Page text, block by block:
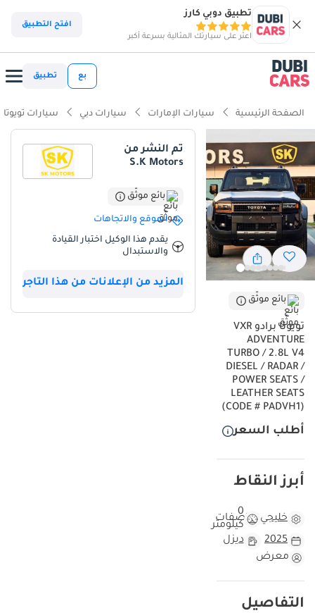
تطبيق دوبي كارز
اعثر على سيارتك المثالية بسرعة أكبر
افتح التطبيق
بع تطبيق
الصفحة الرئيسية سيارات الإمارات سيارات دبي سيارات تويوتا
بائع موثّق
تويوتا برادو VXR
ADVENTURE
TURBO / 2.8L V4
DIESEL / RADAR /
POWER SEATS /
LEATHER SEATS
(CODE # PADVH1)
أطلب السعر
أبرز النقاط
خليجي مواصفات
0
كيلومتر
2025
ديزل
معرض
التفاصيل
تم النشر من
S.K Motors
بائع موثّق
الموقع والاتجاهات
يقدم هذا الوكيل اختبار القيادة
والاستبدال
المزيد من الإعلانات من هذا التاجر